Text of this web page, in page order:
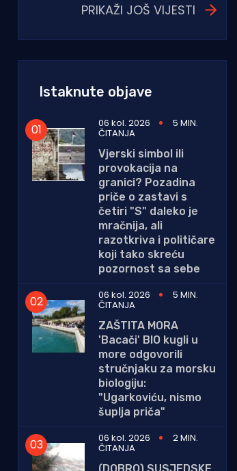
PRIKAŽI JOŠ VIJESTI
Istaknute objave
06 kol. 2026 5 MIN.
ČITANJA
Vjerski simbol ili
provokacija na
granici? Pozadina
priče o zastavi s
četiri "S" daleko je
mračnija, ali
razotkriva i političare
koji tako skreću
pozornost sa sebe
06 kol. 2026
5 MIN.
ČITANJA
ZAŠTITA MORA
'Bacači' BIO kugli u
more odgovorili
stručnjaku za morsku
biologiju:
"Ugarkoviću, nismo
šuplja priča"
06 kol. 2026
2 MIN.
ČITANJA
(DOBRO) SUSJEDSKE